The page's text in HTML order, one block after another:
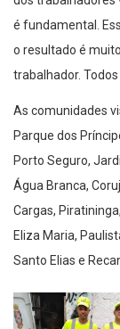
é fundamental.
o resultado é
trabalhador.
As comunidades
Parque dos
Porto Seguro,
Água Branca,
Cargas,
Eliza Maria,
Santo Elias e